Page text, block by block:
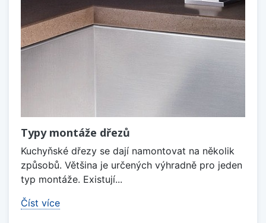
Typy montáže dřezů
Kuchyňské dřezy se dají namontovat na několik
způsobů. Většina je určených výhradně pro jeden
typ montáže. Existují...
Číst více